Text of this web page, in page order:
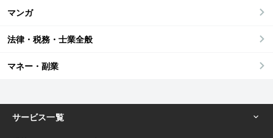
マンガ
法律・税務・士業全般
マネー・副業